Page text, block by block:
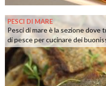
PESCI DI MARE
Pesci di mare è la sezione
di pesce per cucinare dei